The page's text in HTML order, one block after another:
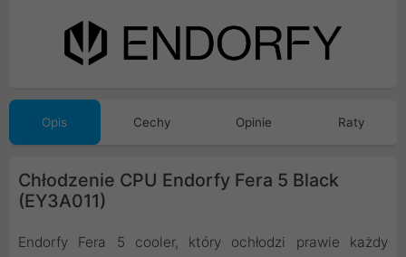
Opis Cechy Opinie Raty
Chłodzenie CPU Endorfy Fera 5 Black
(EY3A011)
Endorfy Fera 5 cooler, który ochłodzi prawie każdy